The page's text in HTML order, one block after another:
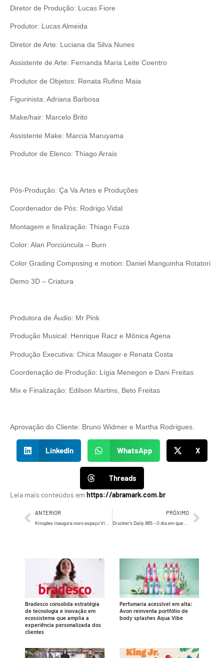
Diretor de Produção: Lucas Fiore
Produtor: Lucas Almeida
Diretor de Arte: Luciana da Silva Nunes
Assistente de Arte: Fernanda Maria Leite Coentro
Produtor de Objetos: Renata Rufino Maia
Figurinista: Adriana Barbosa
Make/hair: Marcelo Brito
Assistente Make: Marcia Maruyama
Produtor de Elenco: Thiago Arrais
Pós-Produção: Ça Va Artes e Produções
Coordenador de Pós: Rodrigo Vidal
Montagem e finalização: Thiago Fuza
Color: Alan Porciúncula – Burn
Color Grading Composing e motion: Daniel Manguinha Rotatori
Demo 3D – Criatura
Produtora de Áudio: Mr Pink
Produção Musical: Henrique Racz e Mônica Agena
Produção Executiva: Chica Mauger e Renata Costa
Coordenação de Produção: Lígia Menegon e Dani Freitas
Mix e Finalização: Edilson Martins, Beto Freitas
Aprovação do Cliente: Bruno Widmer e Martha Rodrigues.
LinkedIn WhatsApp X
Threads
Leia mais conteúdos em https://abramark.com.br
ANTERIOR PRÓXIMO
Bradesco consolida estratégia
de tecnologia e inovação em
ecossistema que amplia a
experiência personalizada dos
clientes
Perfumaria acessível em alta:
Avon reinventa portfólio de
body splashes Aqua Vibe